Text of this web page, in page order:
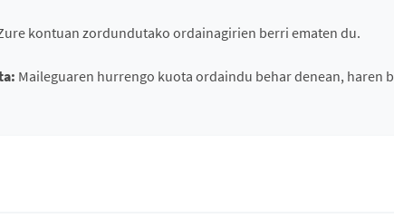
kontuan zordundutako ordainagirien berri ematen du.
Maileguaren hurrengo kuota ordaindu behar denean, haren